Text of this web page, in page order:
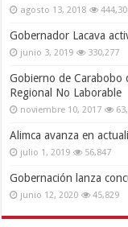
agosto 13, 2018
Gobernador Lacava
junio 3, 2019 330,277
Gobierno de Carabobo
Regional No Laborable
noviembre 10, 2017
Alimca avanza en
julio 1, 2019 56,847
Gobernación lanza
junio 12, 2020 45,829